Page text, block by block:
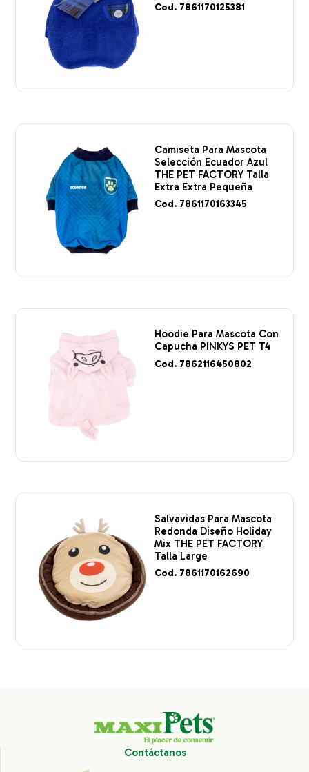
Cod. 7861170125381
Camiseta Para Mascota
Selección Ecuador Azul
THE PET FACTORY Talla
Extra Extra Pequeña
Cod. 7861170163345
Hoodie Para Mascota Con
Capucha PINKYS PET T4
Cod. 7862116450802
Salvavidas Para Mascota
Redonda Diseño Holiday
Mix THE PET FACTORY
Talla Large
Cod. 7861170162690
Contáctanos